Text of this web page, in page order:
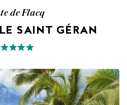
de Flacq
SAINT GÉRAN